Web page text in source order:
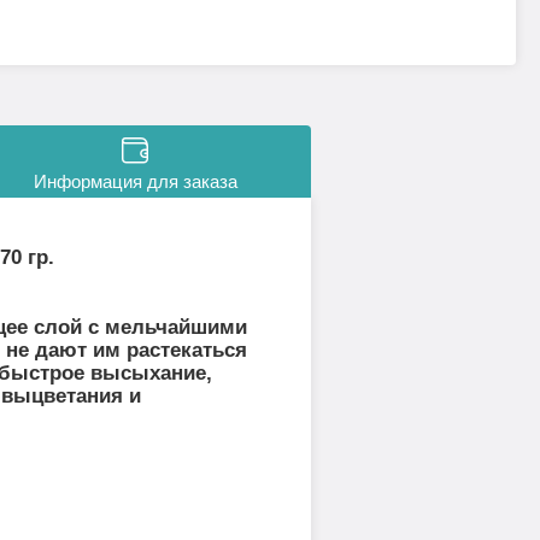
Информация для заказа
гр.
слой с мельчайшими
дают им растекаться
быстрое высыхание,
и